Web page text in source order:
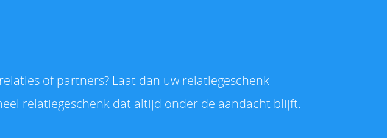
of partners? Laat dan uw relatiegeschenk
relatiegeschenk dat altijd onder de aandacht blijft.